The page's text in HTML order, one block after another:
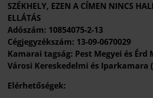
SZÉKHELY, EZEN A CÍMEN NINCS
ELLÁTÁS
Adószám: 10854075-2-13
Cégjegyzékszám: 13-09-0670029
Kamarai tagság: Pest Megyei és Érd
Városi Kereskedelmi és Iparkamara
Elérhetőségek: